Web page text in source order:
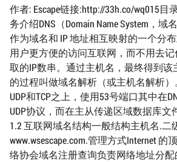
作者: Escape链接:http://33h.co/wq015目
务介绍DNS（Domain Name System，域
作为域名和 IP 地址相互映射的一个分
用户更方便的访问互联网，而不用去
取的IP数串。通过主机名，最终得到该
的过程叫做域名解析（或主机名解析）
UDP和TCP之上，使用53号端口其中在
UDP协议，而在主从传递区域数据库文
1.2 互联网域名结构一般结构主机名.二
www.wsescape.com.管理方式Internet 的
络协会域名注册查询负责网络地址分